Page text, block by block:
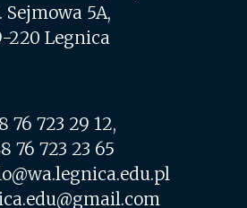
Sejmowa 5A,
220 Legnica
76 723 29 12,
76 723 23 65